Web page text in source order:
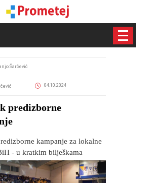
Šarčević
04.10.2024
predizborne
kampanje za lokalne
- u kratkim bilješkama